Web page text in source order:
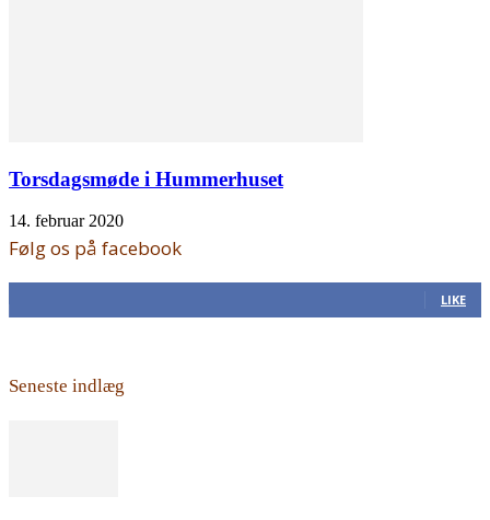
Torsdagsmøde i Hummerhuset
14. februar 2020
Følg os på facebook
LIKE
Seneste indlæg